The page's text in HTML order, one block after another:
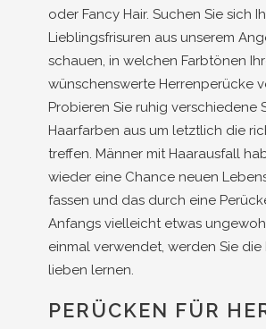
oder Fancy Hair. Suchen Sie sich
Lieblingsfrisuren aus unserem
schauen, in welchen Farbtönen
wünschenswerte Herrenperücke
Probieren Sie ruhig verschiedene
Haarfarben aus um letztlich die
treffen. Männer mit Haarausfall
wieder eine Chance neuen
fassen und das durch eine
Anfangs vielleicht etwas
einmal verwendet, werden Sie die
lieben lernen.
PERÜCKEN FÜR